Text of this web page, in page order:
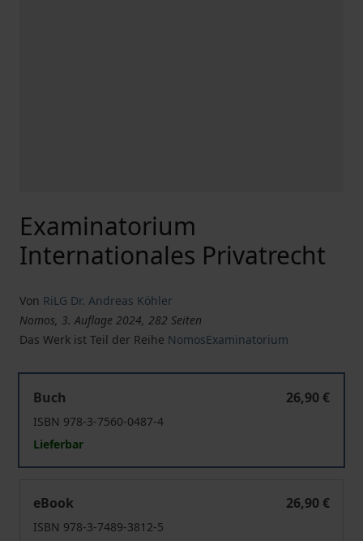
Examinatorium
Internationales Privatrecht
Von RiLG Dr. Andreas Köhler
Nomos, 3. Auflage 2024, 282 Seiten
Das Werk ist Teil der Reihe NomosExaminatorium
Buch
26,90 €
ISBN 978-3-7560-0487-4
Lieferbar
eBook
26,90 €
ISBN 978-3-7489-3812-5